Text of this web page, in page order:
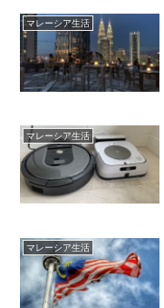
マレーシア生活
マレーシア生活
マレーシア生活